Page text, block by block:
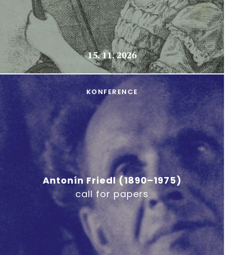
15. 11. 2026
Antonín Friedl (1890–1975)
call for papers
KONFERENCE